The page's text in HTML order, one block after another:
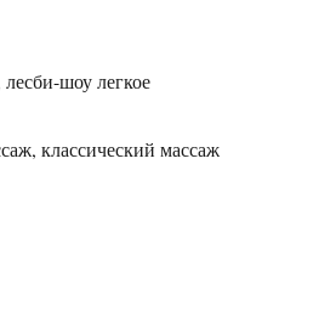
шоу легкое
классический массаж